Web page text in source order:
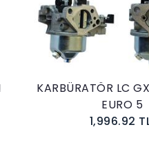
LC GX270/G240